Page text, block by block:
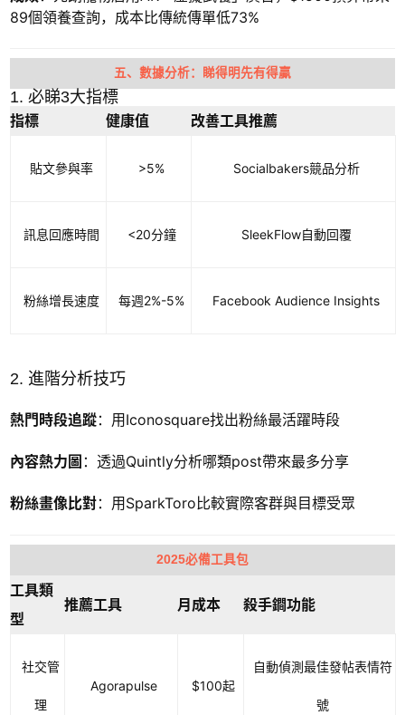
89個領養查詢，成本比傳統傳單低73%
五、數據分析：睇得明先有得贏
1. 必睇3大指標
指標
健康值 改善工具推薦
貼文參與率 >5% Socialbakers競品分析
訊息回應時間 <20分鐘 SleekFlow自動回覆
粉絲增長速度 每週2%-5% Facebook Audience Insights
2. 進階分析技巧
熱門時段追蹤：用Iconosquare找出粉絲最活躍時段
內容熱力圖 ：透過Quintly分析哪類post帶來最多分享
粉絲畫像比對：用SparkToro比較實際客群與目標受眾
2025必備工具包
工具類
型
推薦工具 月成本 殺手鐧功能
社交管
理
Agorapulse $100起
自動偵測最佳發帖表情符
號